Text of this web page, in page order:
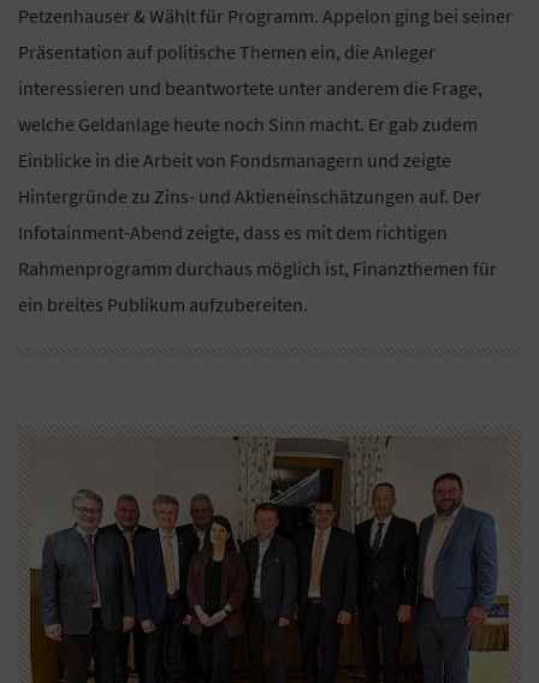
Petzenhauser & Wählt für Programm. Appelon ging bei seiner
Präsentation auf politische Themen ein, die Anleger
interessieren und beantwortete unter anderem die Frage,
welche Geldanlage heute noch Sinn macht. Er gab zudem
Einblicke in die Arbeit von Fondsmanagern und zeigte
Hintergründe zu Zins- und Aktieneinschätzungen auf. Der
Infotainment-Abend zeigte, dass es mit dem richtigen
Rahmenprogramm durchaus möglich ist, Finanzthemen für
ein breites Publikum aufzubereiten.